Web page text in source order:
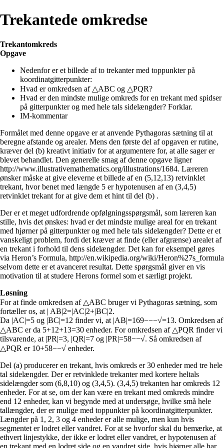
Trekantede omkredse
Trekantomkreds
Opgave
Nedenfor er et billede af to trekanter med toppunkter på
koordinatgitterpunkter:
Hvad er omkredsen af △ABC og △PQR?
Hvad er den mindste mulige omkreds for en trekant med spidser
på gitterpunkter og med hele tals sidelængder? Forklar.
IM-kommentar
Formålet med denne opgave er at anvende Pythagoras sætning til at
beregne afstande og arealer. Mens den første del af opgaven er rutine,
kræver del (b) kreativt initiativ for at argumentere for, at alle sager er
blevet behandlet. Den generelle smag af denne opgave ligner
http://www.illustrativemathematics.org/illustrations/1684. Læreren
ønsker måske at give eleverne et billede af en (5,12,13) retvinklet
trekant, hvor benet med længde 5 er hypotenusen af en (3,4,5)
retvinklet trekant for at give dem et hint til del (b) .
Der er et meget udfordrende opfølgningsspørgsmål, som læreren kan
stille, hvis det ønskes: hvad er det mindste mulige areal for en trekant
med hjørner på gitterpunkter og med hele tals sidelængder? Dette er et
vanskeligt problem, fordi det kræver at finde (eller afgrænse) arealet af
en trekant i forhold til dens sidelængder. Det kan for eksempel gøres
via Heron’s Formula, http://en.wikipedia.org/wiki/Heron%27s_formula
selvom dette er et avanceret resultat. Dette spørgsmål giver en vis
motivation til at studere Herons formel som et særligt projekt.
Løsning
For at finde omkredsen af △ABC bruger vi Pythagoras sætning, som
fortæller os, at | AB|2=|AC|2+|BC|2.
Da |AC|=5 og |BC|=12 finder vi, at |AB|=169−−−√=13. Omkredsen af
△ABC er da 5+12+13=30 enheder. For omkredsen af △PQR finder vi
tilsvarende, at |PR|=3, |QR|=7 og |PR|=58−−√. Så omkredsen af
△PQR er 10+58−−√ enheder.
Del (a) producerer en trekant, hvis omkreds er 30 enheder med tre hele
tal sidelængder. Der er retvinklede trekanter med kortere heltals
sidelængder som (6,8,10) og (3,4,5). (3,4,5) trekanten har omkreds 12
enheder. For at se, om der kan være en trekant med omkreds mindre
end 12 enheder, kan vi begynde med at undersøge, hvilke små hele
tallængder, der er mulige med toppunkter på koordinatgitterpunkter.
Længder på 1, 2, 3 og 4 enheder er alle mulige, men kun hvis
segmentet er lodret eller vandret. For at se hvorfor skal du bemærke, at
ethvert linjestykke, der ikke er lodret eller vandret, er hypotenusen af
en trekant med en lodret side og en vandret side, hvis hjørner alle har